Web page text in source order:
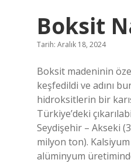
Boksit
Tarih: Aralık 18, 2024
Boksit madeninin
keşfedildi ve adını
hidroksitlerin bir
Türkiye’deki
Seydişehir – Akseki
milyon ton).
alüminyum